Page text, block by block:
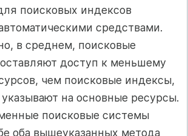
поисковых индексов
средствами.
в среднем, поисковые
доступ к меньшему
чем поисковые индексы,
на основные ресурсы.
поисковые системы
оба вышеуказанных метода